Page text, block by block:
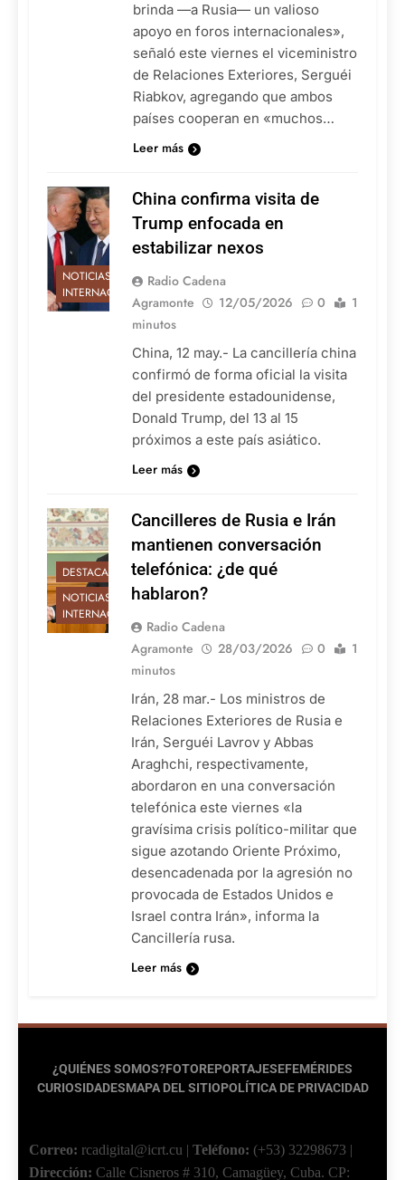
brinda —a Rusia— un valioso
apoyo en foros internacionales»,
señaló este viernes el viceministro
de Relaciones Exteriores, Serguéi
Riabkov, agregando que ambos
países cooperan en «muchos…
Leer más
NOTICIAS
INTERNACIONALES
China confirma visita de
Trump enfocada en
estabilizar nexos
Radio Cadena
Agramonte
12/05/2026 0
1
minutos
China, 12 may.- La cancillería china
confirmó de forma oficial la visita
del presidente estadounidense,
Donald Trump, del 13 al 15
próximos a este país asiático.
Leer más
DESTACADAS
NOTICIAS
INTERNACIONALES
Cancilleres de Rusia e Irán
mantienen conversación
telefónica: ¿de qué
hablaron?
Radio Cadena
Agramonte
28/03/2026 0
1
minutos
Irán, 28 mar.- Los ministros de
Relaciones Exteriores de Rusia e
Irán, Serguéi Lavrov y Abbas
Araghchi, respectivamente,
abordaron en una conversación
telefónica este viernes «la
gravísima crisis político-militar que
sigue azotando Oriente Próximo,
desencadenada por la agresión no
provocada de Estados Unidos e
Israel contra Irán», informa la
Cancillería rusa.
Leer más
¿QUIÉNES SOMOS?FOTOREPORTAJESEFEMÉRIDES
CURIOSIDADESMAPA DEL SITIOPOLÍTICA DE PRIVACIDAD
Correo: rcadigital@icrt.cu | Teléfono: (+53) 32298673 |
Dirección: Calle Cisneros # 310, Camagüey, Cuba. CP: